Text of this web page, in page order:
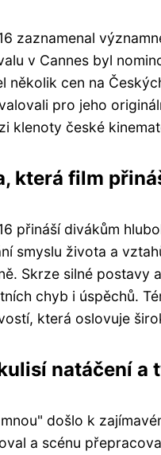
zaznamenal
v Cannes byl
několik cen na
pro jeho
klenoty české
která film
přináší divákům
smyslu života a
Skrze silné
chyb i úspěchů.
která oslovuje
natáčení a
došlo k
a scénu